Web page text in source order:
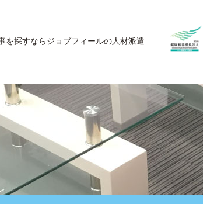
を探すならジョブフィールの人材派遣